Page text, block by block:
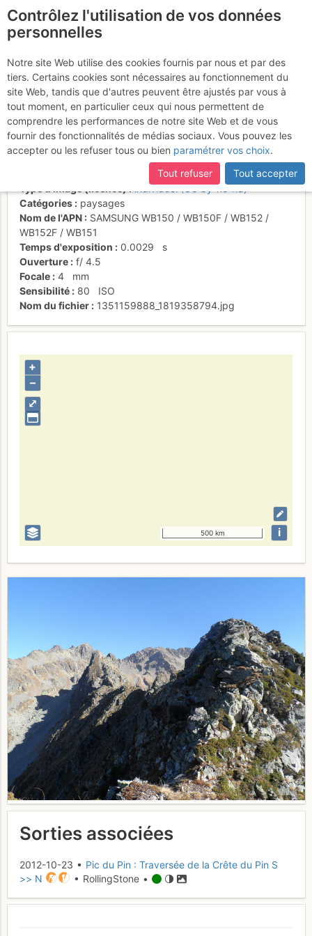
La crête du Pin vue
depuis l'extrémité sud
Activités
Date/heure
individuel (CC by-nc-nd)
Catégories
paysages
Nom de l'APN
SAMSUNG WB150 / WB150F / WB152 /
WB152F / WB151
Temps d'exposition
0.0029
s
Ouverture
f/ 4.5
Focale
4
mm
Sensibilité
80
ISO
Nom du fichier
1351159888_1819358794.jpg
⤢
+
–
500 km i
Sorties associées
2012-10-23 • Pic du Pin : Traversée de la Crête du Pin S
>> N
• RollingStone •
Contrôlez l'utilisation de vos données
personnelles
Notre site Web utilise des cookies fournis par nous et par des
tiers. Certains cookies sont nécessaires au fonctionnement du
site Web, tandis que d'autres peuvent être ajustés par vous à
tout moment, en particulier ceux qui nous permettent de
comprendre les performances de notre site Web et de vous
fournir des fonctionnalités de médias sociaux. Vous pouvez les
accepter ou les refuser tous ou bien paramétrer vos choix.
Tout refuser
Tout accepter